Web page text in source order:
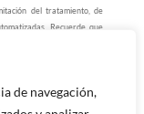
de navegación,
del tratamiento, de
Recuerde que
916 443